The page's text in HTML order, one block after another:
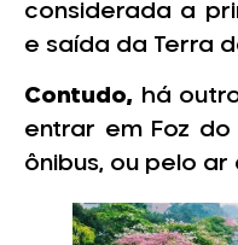
considerada a
e saída da Terra
Contudo, há
entrar em Foz
ônibus, ou pelo ar